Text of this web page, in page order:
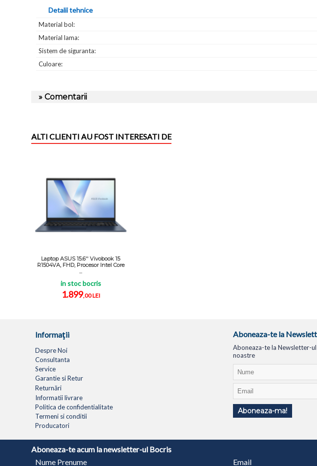
Aboneaza-te acum la newsletter-ul Bocris
Nume Prenume
Email
Detalii tehnice
Material bol:
Material lama:
Sistem de siguranta:
Culoare:
» Comentarii
ALTI CLIENTI AU FOST INTERESATI DE
Laptop ASUS 15.6'' Vivobook 15
R1504VA, FHD, Procesor Intel Core
...
in stoc bocris
1.899,00 LEI
Informaţii
Despre Noi
Consultanta
Service
Garantie si Retur
Returnări
Informatii livrare
Politica de confidentialitate
Termeni si conditii
Producatori
Aboneaza-te la
Aboneaza-te la Newsletter-ul
noastre
Aboneaza-ma!
LAPTOPURI NETBOOK TABLETE MULTIFUNCTIONALE SISTEME PC MONITOARE
© 1994 - 2026 BOCRIS SERV S.R.L. | CUI: RO6260085, REG. COM.: J29/2413/1994 ANPC